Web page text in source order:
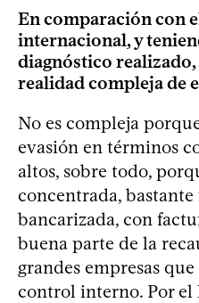
En comparación con
internacional, y
diagnóstico
realidad compleja de
No es compleja
evasión en términos
altos, sobre todo,
concentrada,
bancarizada, con
buena parte de la
grandes empresas
control interno. Por el